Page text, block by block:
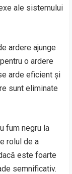
ale sistemului
ardere ajunge
o ardere
arde eficient și
sunt eliminate
fum negru la
rolul de a
este foarte
semnificativ.